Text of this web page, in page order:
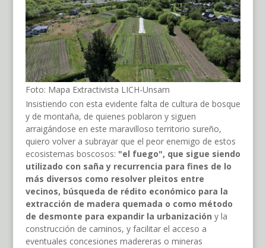
Foto: Mapa Extractivista LICH-Unsam
Insistiendo con esta evidente falta de cultura de bosque
y de montaña, de quienes poblaron y siguen
arraigándose en este maravilloso territorio sureño,
quiero volver a subrayar que el peor enemigo de estos
ecosistemas boscosos: "el fuego", que sigue siendo
utilizado con saña y recurrencia para fines de lo
más diversos como resolver pleitos entre
vecinos, búsqueda de rédito económico para la
extracción de madera quemada o como método
de desmonte para expandir la urbanización y la
construcción de caminos, y facilitar el acceso a
eventuales concesiones madereras o mineras